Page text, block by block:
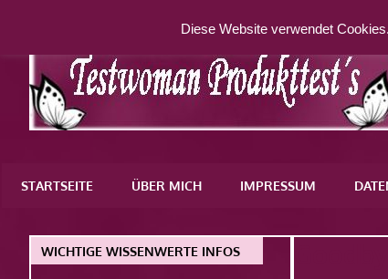
springen
WordPress-
STARTSEITE ÜBER MICH IMPRESSUM
WICHTIGE WISSENWERTE INFOS
Diese Website verwendet